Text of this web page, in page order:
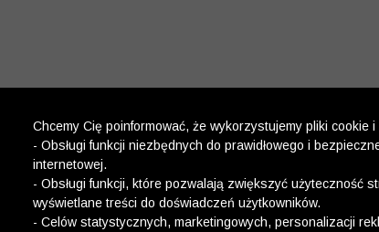
Chcemy Cię poinformować, że wykorzystujemy pliki cookie
- Obsługi funkcji niezbędnych do prawidłowego i
internetowej.
- Obsługi funkcji, które pozwalają zwiększyć użyteczność
wyświetlane treści do doświadczeń użytkowników.
- Celów statystycznych, marketingowych, personalizacji